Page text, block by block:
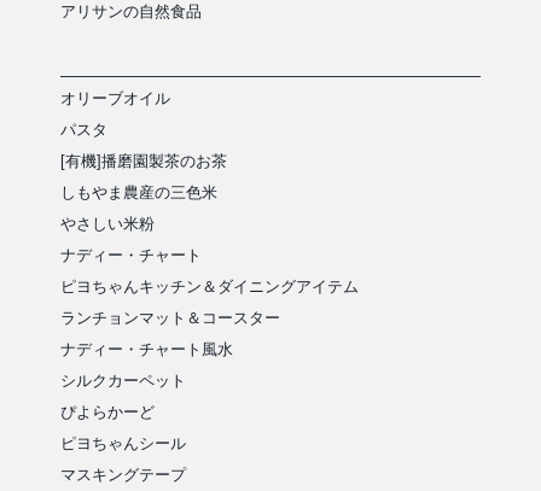
アリサンの自然食品
オリーブオイル
パスタ
[有機]播磨園製茶のお茶
しもやま農産の三色米
やさしい米粉
ナディー・チャート
ピヨちゃんキッチン＆ダイニングアイテム
ランチョンマット＆コースター
ナディー・チャート風水
シルクカーペット
ぴよらかーど
ピヨちゃんシール
マスキングテープ